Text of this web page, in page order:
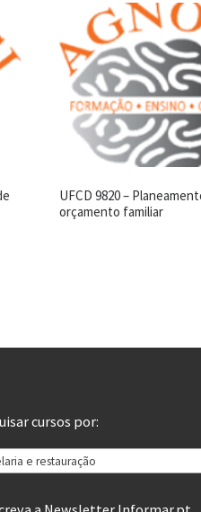
UFCD 9820 –
orçamento familiar
cursos por:
e restauração